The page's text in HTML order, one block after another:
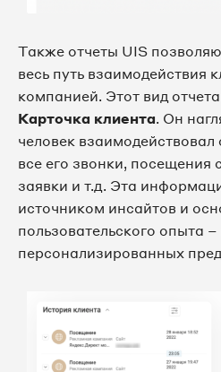
Также отчеты UIS
весь путь взаимодействия
компанией. Этот вид
Карточка клиента. Он
человек
все его звонки, посещения
заявки и т.д. Эта
источником инсайтов и
пользовательского опыта
персонализированных